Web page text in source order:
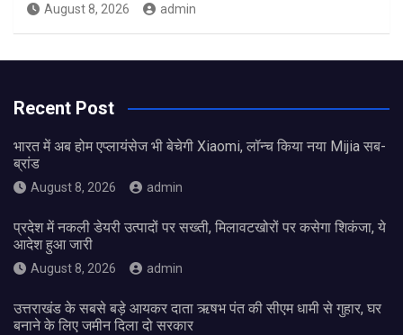
August 8, 2026 admin
Recent Post
भारत में अब होम एप्लायंसेज भी बेचेगी Xiaomi, लॉन्च किया नया Mijia सब-
ब्रांड
August 8, 2026 admin
प्रदेश में नकली डेयरी उत्पादों पर सख्ती, मिलावटखोरों पर कसेगा शिकंजा, ये
आदेश हुआ जारी
August 8, 2026 admin
उत्तराखंड के सबसे बड़े आयकर दाता ऋषभ पंत की सीएम धामी से गुहार, घर
बनाने के लिए जमीन दिला दो सरकार